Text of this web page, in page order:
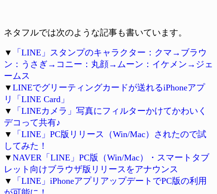
ネタフルでは次のような記事も書いています。
▼
「LINE」スタンプのキャラクター：クマ→ブラウ
ン：うさぎ→コニー：丸顔→ムーン：イケメン→ジェ
ームス
▼ LINEでグリーティングカードが送れるiPhoneアプ
リ「LINE Card」
▼
「LINEカメラ」写真にフィルターかけてかわいく
デコって共有♪
▼
「LINE」PC版リリース（Win/Mac）されたので試
してみた！
▼ NAVER「LINE」PC版（Win/Mac）・スマートタブ
レット向けブラウザ版リリースをアナウンス
▼
「LINE」iPhoneアプリアップデートでPC版の利用